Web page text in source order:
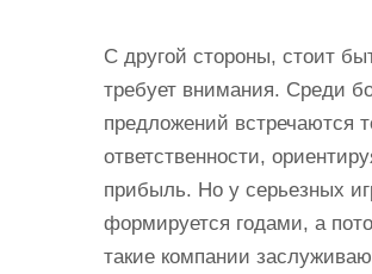
С другой стороны, стоит
требует внимания. Среди
предложений встречаются
ответственности,
прибыль. Но у серьезных
формируется годами, а
такие компании